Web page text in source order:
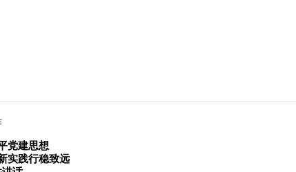
党建思想
实践行稳致远